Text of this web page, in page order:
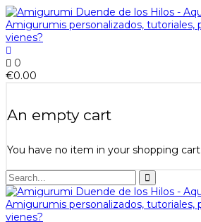
0
€0.00
An empty cart
You have no item in your shopping cart